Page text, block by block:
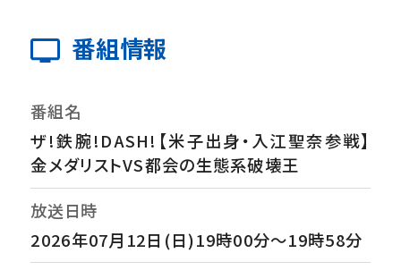
番組情報
番組名
ザ!鉄腕!DASH!【米子出身・入江聖奈参戦】
金メダリストVS都会の生態系破壊王
放送日時
2026年07月12日(日)19時00分～19時58分